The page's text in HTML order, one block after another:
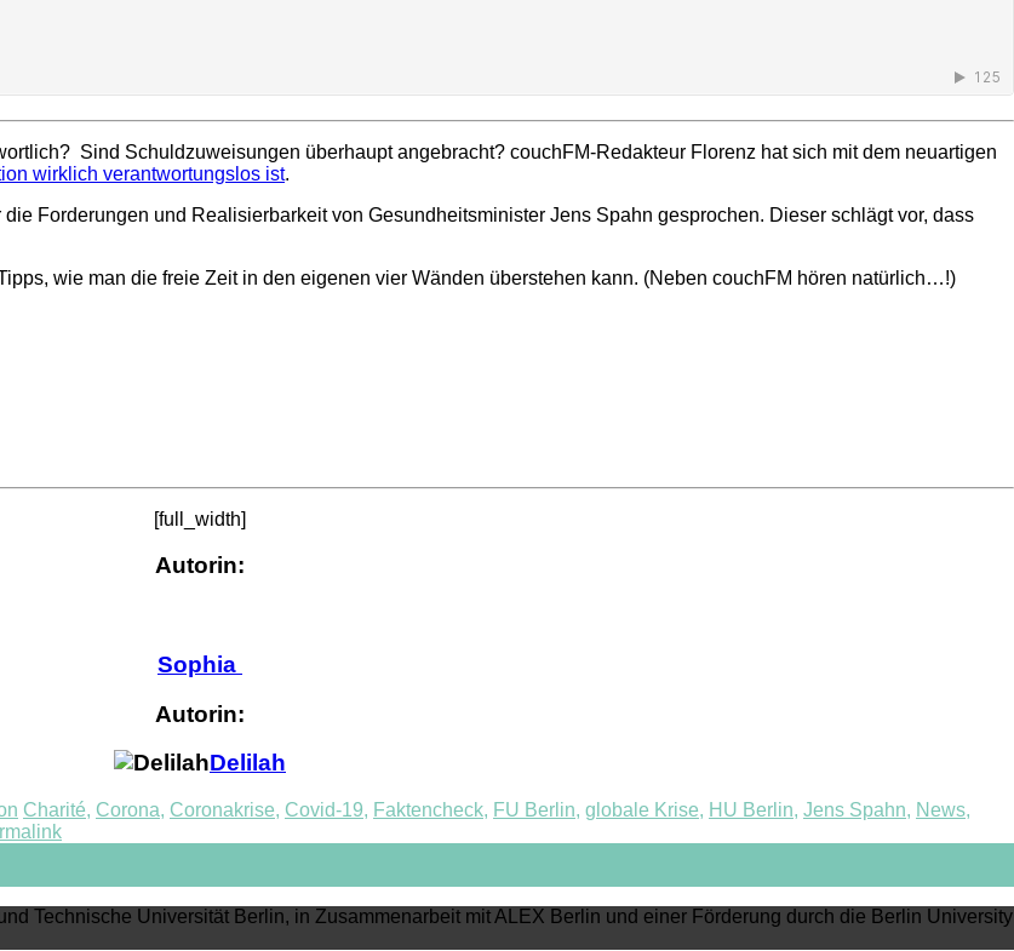
Sind Schuldzuweisungen überhaupt angebracht? couchFM-Redakteur Florenz hat sich mit dem neuartigen
wirklich verantwortungslos ist.
Forderungen und Realisierbarkeit von Gesundheitsminister Jens Spahn gesprochen. Dieser schlägt vor, dass
wie man die freie Zeit in den eigenen vier Wänden überstehen kann. (Neben couchFM hören natürlich…!)
[full_width]
Autorin:
Sophia
Autorin:
Delilah
Charité, Corona, Coronakrise, Covid-19, Faktencheck, FU Berlin, globale Krise, HU Berlin, Jens Spahn, News,
Technische Universität Berlin, in Zusammenarbeit mit ALEX Berlin und einer Förderung durch die Berlin University